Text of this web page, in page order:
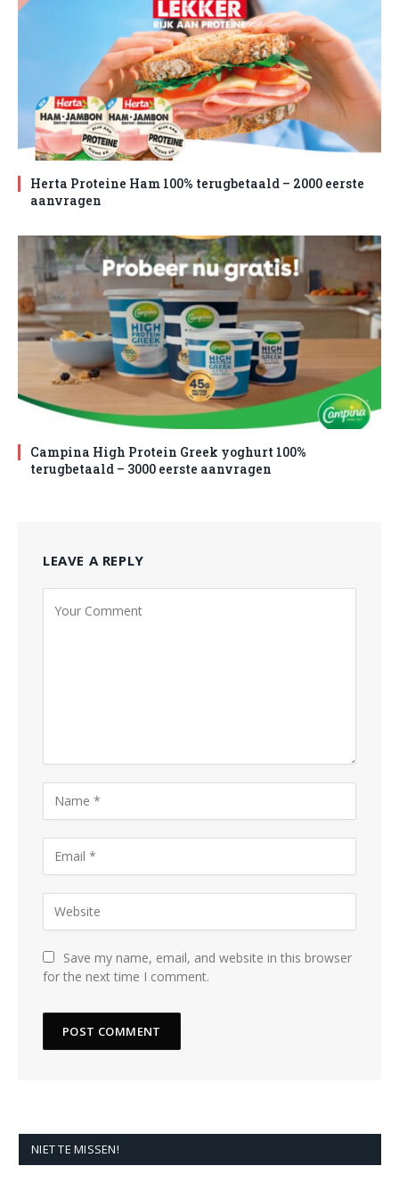
Herta Proteine Ham 100% terugbetaald – 2000 eerste
aanvragen
Campina High Protein Greek yoghurt 100%
terugbetaald – 3000 eerste aanvragen
LEAVE A REPLY
Save my name, email, and website in this browser
for the next time I comment.
NIET TE MISSEN!